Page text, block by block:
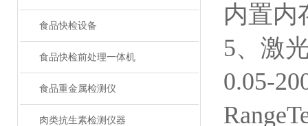
食品快检设备
食品快检前处理一体机
食品重金属检测仪
肉类抗生素检测仪器
内置内
5、激
0.05-